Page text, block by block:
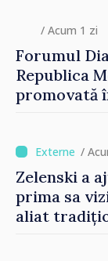
/ Acum 1 zi
Forumul
Republica
promovată
/
Zelenski a
prima sa
aliat